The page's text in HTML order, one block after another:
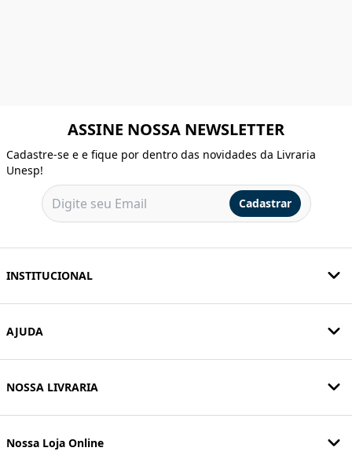
ASSINE NOSSA NEWSLETTER
Cadastre-se e e fique por dentro das novidades da Livraria
Unesp!
Cadastrar
INSTITUCIONAL
AJUDA
NOSSA LIVRARIA
Nossa Loja Online